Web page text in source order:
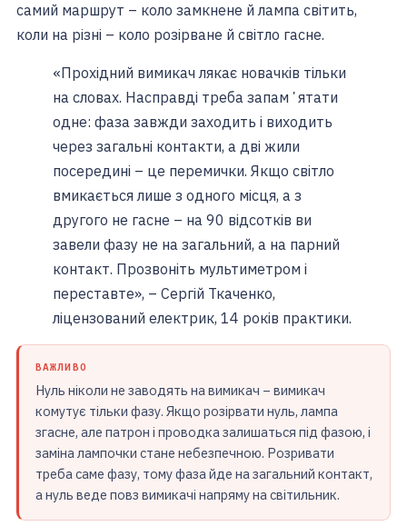
самий маршрут – коло замкнене й лампа світить,
коли на різні – коло розірване й світло гасне.
«Прохідний вимикач лякає новачків тільки
на словах. Насправді треба запамʼятати
одне: фаза завжди заходить і виходить
через загальні контакти, а дві жили
посередині – це перемички. Якщо світло
вмикається лише з одного місця, а з
другого не гасне – на 90 відсотків ви
завели фазу не на загальний, а на парний
контакт. Прозвоніть мультиметром і
переставте», – Сергій Ткаченко,
ліцензований електрик, 14 років практики.
ВАЖЛИВО
Нуль ніколи не заводять на вимикач – вимикач
комутує тільки фазу. Якщо розірвати нуль, лампа
згасне, але патрон і проводка залишаться під фазою, і
заміна лампочки стане небезпечною. Розривати
треба саме фазу, тому фаза йде на загальний контакт,
а нуль веде повз вимикачі напряму на світильник.